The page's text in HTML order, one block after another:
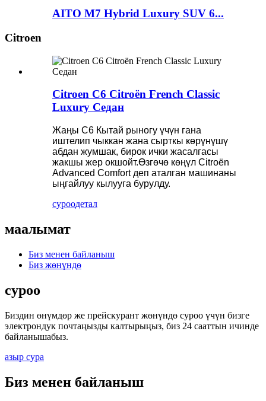
AITO M7 Hybrid Luxury SUV 6...
Citroen
Citroen C6 Citroën French Classic
Luxury Седан
Жаңы C6 Кытай рыногу үчүн гана
иштелип чыккан жана сырткы көрүнүшү
абдан жумшак, бирок ички жасалгасы
жакшы жер окшойт.Өзгөчө көңүл Citroën
Advanced Comfort деп аталган машинаны
ыңгайлуу кылууга бурулду.
суроодетал
маалымат
Биз менен байланыш
Биз жөнүндө
суроо
Биздин өнүмдөр же прейскурант жөнүндө суроо үчүн бизге
электрондук почтаңызды калтырыңыз, биз 24 сааттын ичинде
байланышабыз.
азыр сура
Биз менен байланыш